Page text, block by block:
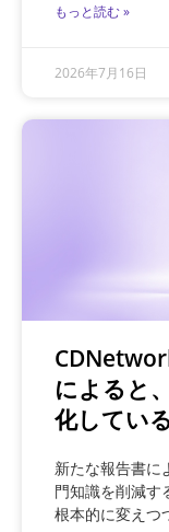
もっと読む »
2026年7月16日
によると
化してい
新たな報告書に
門知識を削減す
根本的に変えつ